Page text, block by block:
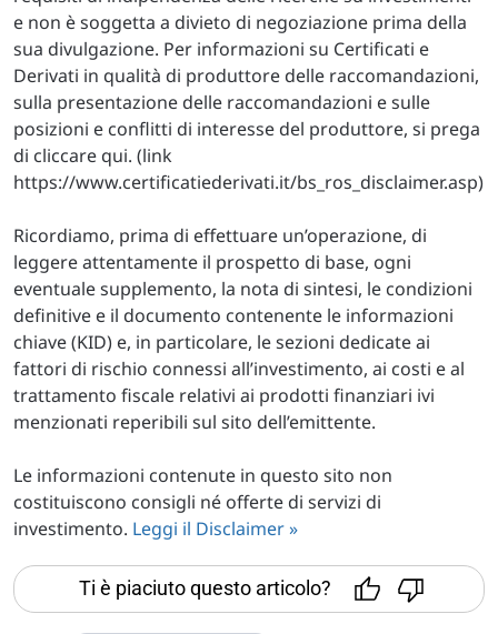
e non è soggetta a divieto di negoziazione prima della
sua divulgazione. Per informazioni su Certificati e
Derivati in qualità di produttore delle raccomandazioni,
sulla presentazione delle raccomandazioni e sulle
posizioni e conflitti di interesse del produttore, si prega
di cliccare qui. (link
https://www.certificatiederivati.it/bs_ros_disclaimer.asp)
Ricordiamo, prima di effettuare un’operazione, di
leggere attentamente il prospetto di base, ogni
eventuale supplemento, la nota di sintesi, le condizioni
definitive e il documento contenente le informazioni
chiave (KID) e, in particolare, le sezioni dedicate ai
fattori di rischio connessi all’investimento, ai costi e al
trattamento fiscale relativi ai prodotti finanziari ivi
menzionati reperibili sul sito dell’emittente.
Le informazioni contenute in questo sito non
costituiscono consigli né offerte di servizi di
investimento. Leggi il Disclaimer »
Ti è piaciuto questo articolo?